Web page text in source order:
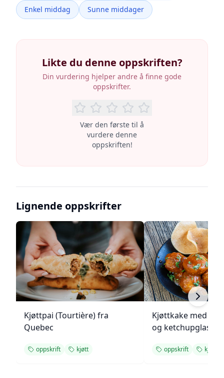
Enkel middag
Sunne middager
Likte du denne oppskriften?
Din vurdering hjelper andre å finne gode
oppskrifter.
Vær den første til å
vurdere denne
oppskriften!
Lignende oppskrifter
Kjøttpai (Tourtière) fra
Quebec
oppskrift kjøtt
Kjøttkake med
og ketchupglasur
oppskrift kjøtt